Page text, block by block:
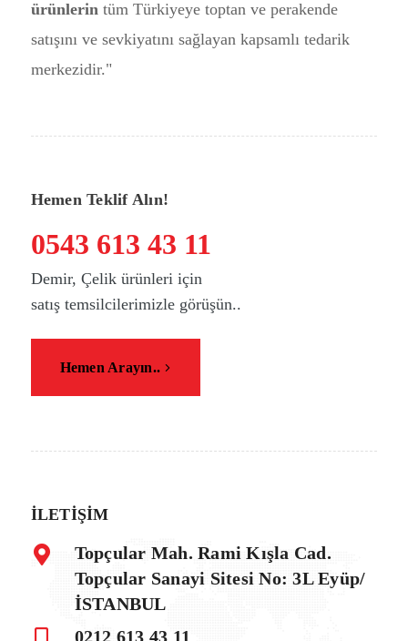
ürünlerintüm Türkiyeye toptan ve perakende
satışını ve sevkiyatını sağlayan kapsamlı tedarik
merkezidir."
Hemen Teklif Alın!
0543 613 43 11
Demir, Çelik ürünleri için
satış temsilcilerimizle görüşün..
Hemen Arayın..
İLETİŞİM
Topçular Mah. Rami Kışla Cad.
Topçular Sanayi Sitesi No: 3L Eyüp/
İSTANBUL
0212 613 43 11